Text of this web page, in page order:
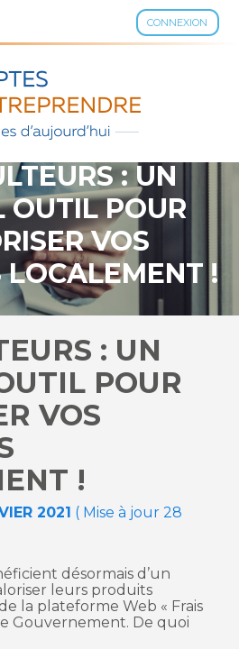
CONNEXION
: UN
OUTIL POUR
VOS
LOCALEMENT !
: UN
POUR
VOS
!
2021 ( Mise à jour 28
désormais d’un
leurs produits
la plateforme Web « Frais
Gouvernement. De quoi